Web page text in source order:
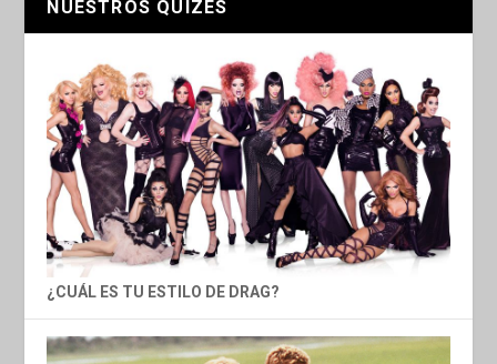
NUESTROS QUIZES
¿CUÁL ES TU ESTILO DE DRAG?